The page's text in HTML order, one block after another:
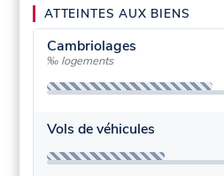
ATTEINTES AUX BIENS
Cambriolages
‰ logements
Vols de véhicules